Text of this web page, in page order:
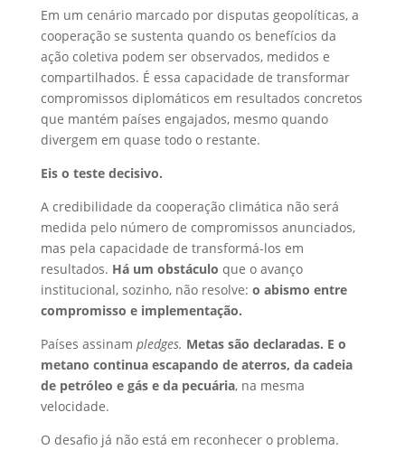
Em um cenário marcado por disputas geopolíticas, a
cooperação se sustenta quando os benefícios da
ação coletiva podem ser observados, medidos e
compartilhados. É essa capacidade de transformar
compromissos diplomáticos em resultados concretos
que mantém países engajados, mesmo quando
divergem em quase todo o restante.
Eis o teste decisivo.
A credibilidade da cooperação climática não será
medida pelo número de compromissos anunciados,
mas pela capacidade de transformá-los em
resultados. Há um obstáculo que o avanço
institucional, sozinho, não resolve: o abismo entre
compromisso e implementação.
Países assinam pledges. Metas são declaradas. E o
metano continua escapando de aterros, da cadeia
de petróleo e gás e da pecuária, na mesma
velocidade.
O desafio já não está em reconhecer o problema.